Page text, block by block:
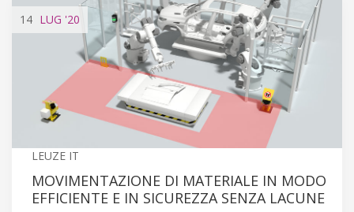
14 LUG '20
LEUZE IT
MOVIMENTAZIONE DI MATERIALE IN MODO
EFFICIENTE E IN SICUREZZA SENZA LACUNE